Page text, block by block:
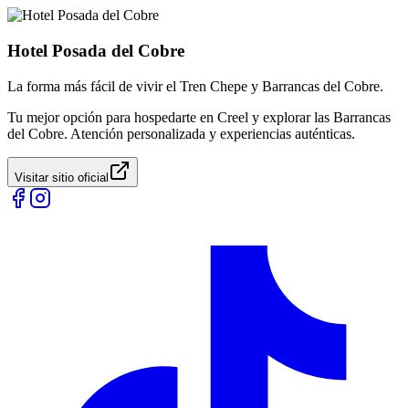
Hotel Posada del Cobre
La forma más fácil de vivir el Tren Chepe y Barrancas del Cobre.
Tu mejor opción para hospedarte en Creel y explorar las Barrancas
del Cobre. Atención personalizada y experiencias auténticas.
Visitar sitio oficial